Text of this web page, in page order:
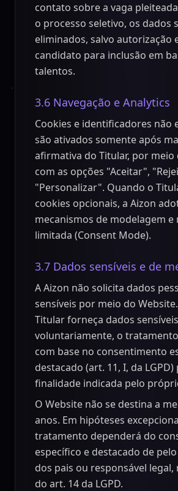
contato sobre a vaga
o processo seletivo, os dados
eliminados, salvo autorização
candidato para inclusão em
talentos.
3.6 Navegação e Analytics
Cookies e identificadores não
são ativados somente após
afirmativa do Titular, por meio
com as opções "Aceitar",
"Personalizar". Quando o
cookies opcionais, a Aizon
mecanismos de modelagem e
limitada (Consent Mode).
3.7 Dados sensíveis e de
A Aizon não solicita dados
sensíveis por meio do
Titular forneça dados sensíveis
voluntariamente, o
com base no consentimento
destacado (art. 11, I, da LGPD)
finalidade indicada pelo
O Website não se destina a
anos. Em hipóteses
tratamento dependerá do
específico e destacado de
dos pais ou responsável
do art. 14 da LGPD.